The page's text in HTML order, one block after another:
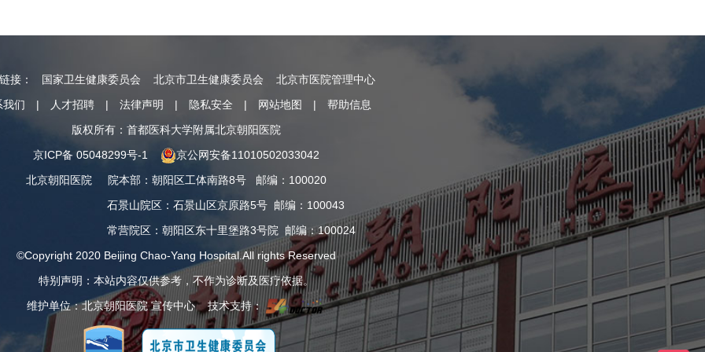
接： 国家卫生健康委员会 北京市卫生健康委员会
北京市医院管理中心
我们
| 人才招聘 | 法律声明 | 隐私安全 | 网站地图 |
帮助信息
版权所有：首都医科大学附属北京朝阳医院
京ICP备 05048299号-1
京公网安备11010502033042
北京朝阳医院
院本部 ： 朝阳区工体南路8号 邮编：100020
石景山院区 ： 石景山区京原路5号 邮编：100043
常营院区 ： 朝阳区东十里堡路3号院 邮编：100024
©Copyright 2020 Beijing Chao-Yang Hospital.All rights Reserved
特别声明：本站内容仅供参考，不作为诊断及医疗依据。
维护单位：北京朝阳医院 宣传中心 技术支持：